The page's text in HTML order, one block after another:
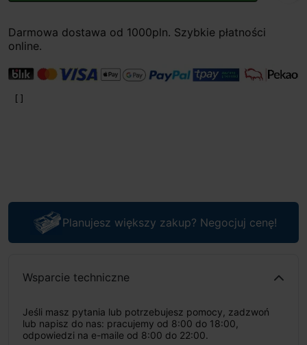
Darmowa dostawa od 1000pln. Szybkie płatności
online.
Planujesz większy zakup? Negocjuj cenę!
Wsparcie techniczne
Jeśli masz pytania lub potrzebujesz pomocy, zadzwoń
lub napisz do nas: pracujemy od 8:00 do 18:00,
odpowiedzi na e-maile od 8:00 do 22:00.